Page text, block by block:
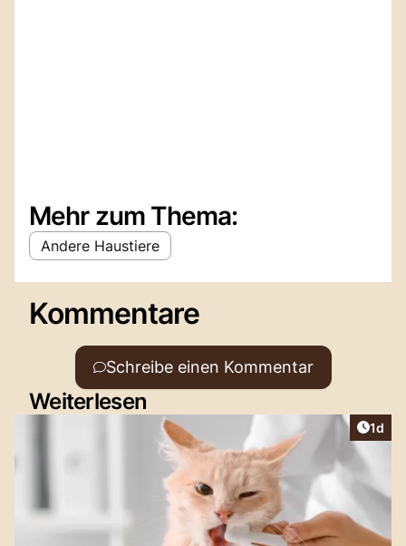
Mehr zum Thema:
Andere Haustiere
Kommentare
Schreibe einen Kommentar
Weiterlesen
1d